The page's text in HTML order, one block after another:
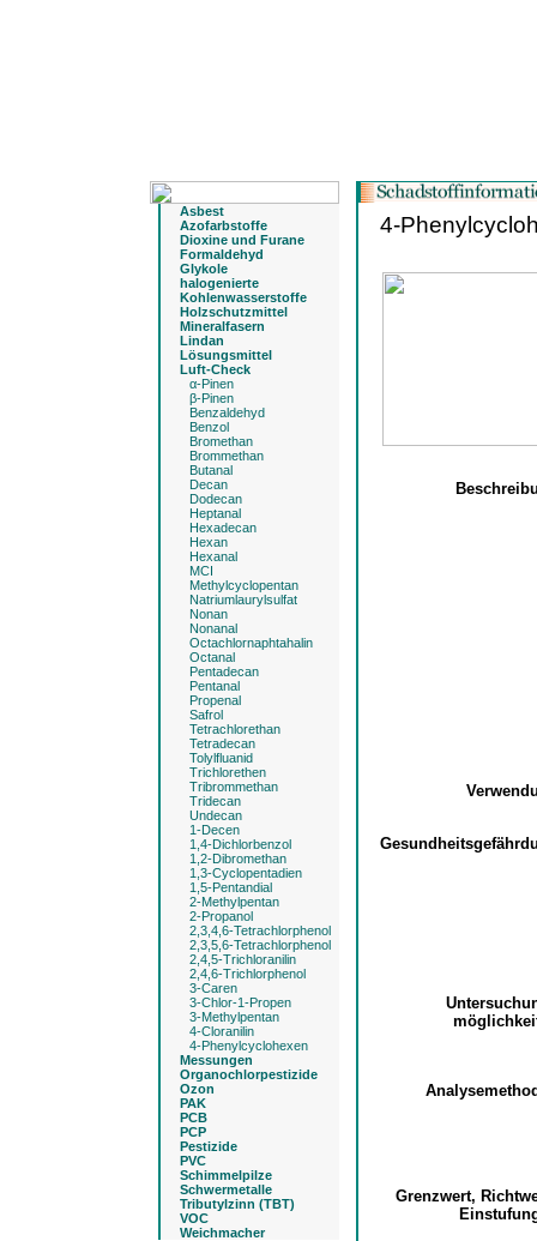
Asbest
Azofarbstoffe
Dioxine und Furane
Formaldehyd
Glykole
halogenierte
Kohlenwasserstoffe
Holzschutzmittel
Mineralfasern
Lindan
Lösungsmittel
Luft-Check
α-Pinen
β-Pinen
Benzaldehyd
Benzol
Bromethan
Brommethan
Butanal
Decan
Dodecan
Heptanal
Hexadecan
Hexan
Hexanal
MCI
Methylcyclopentan
Natriumlaurylsulfat
Nonan
Nonanal
Octachlornaphtahalin
Octanal
Pentadecan
Pentanal
Propenal
Safrol
Tetrachlorethan
Tetradecan
Tolylfluanid
Trichlorethen
Tribrommethan
Tridecan
Undecan
1-Decen
1,4-Dichlorbenzol
1,2-Dibromethan
1,3-Cyclopentadien
1,5-Pentandial
2-Methylpentan
2-Propanol
2,3,4,6-Tetrachlorphenol
2,3,5,6-Tetrachlorphenol
2,4,5-Trichloranilin
2,4,6-Trichlorphenol
3-Caren
3-Chlor-1-Propen
3-Methylpentan
4-Cloranilin
4-Phenylcyclohexen
Messungen
Organochlorpestizide
Ozon
PAK
PCB
PCP
Pestizide
PVC
Schimmelpilze
Schwermetalle
Tributylzinn (TBT)
VOC
Weichmacher
4-
Grenzwert,